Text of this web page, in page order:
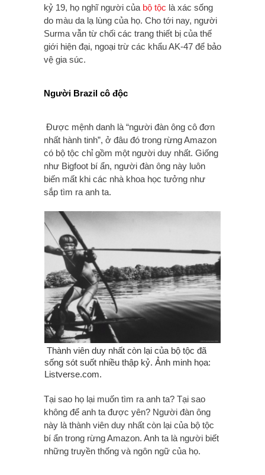
kỷ 19, họ nghĩ người của bộ tộc là xác sống
do màu da lạ lùng của họ. Cho tới nay, người
Surma vẫn từ chối các trang thiết bị của thế
giới hiện đại, ngoại trừ các khẩu AK-47 để bảo
vệ gia súc.
Người Brazil cô độc
Được mệnh danh là “người đàn ông cô đơn
nhất hành tinh”, ở đâu đó trong rừng Amazon
có bộ tộc chỉ gồm một người duy nhất. Giống
như Bigfoot bí ẩn, người đàn ông này luôn
biến mất khi các nhà khoa học tưởng như
sắp tìm ra anh ta.
Thành viên duy nhất còn lại của bộ tộc đã
sống sót suốt nhiều thập kỷ. Ảnh minh họa:
Listverse.com.
Tại sao họ lại muốn tìm ra anh ta? Tại sao
không để anh ta được yên? Người đàn ông
này là thành viên duy nhất còn lại của bộ tộc
bí ẩn trong rừng Amazon. Anh ta là người biết
những truyền thống và ngôn ngữ của họ.